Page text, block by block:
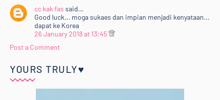
cc kak fas said…
Good luck... moga sukaes dan impian menjadi kenyataan...
dapat ke Korea
26 January 2018 at 13:45
Post a Comment
YOURS TRULY♥